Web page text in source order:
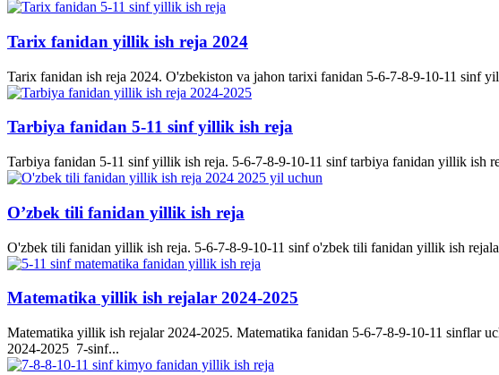
Tarix fanidan yillik ish reja 2024
Tarix fanidan ish reja 2024. O'zbekiston va jahon tarixi fanidan 5-6-7-8-9-10-11
Tarbiya fanidan 5-11 sinf yillik ish reja
Tarbiya fanidan 5-11 sinf yillik ish reja. 5-6-7-8-9-10-11 sinf tarbiya fanidan yillik
O’zbek tili fanidan yillik ish reja
O'zbek tili fanidan yillik ish reja. 5-6-7-8-9-10-11 sinf o'zbek tili fanidan yillik ish
Matematika yillik ish rejalar 2024-2025
Matematika yillik ish rejalar 2024-2025. Matematika fanidan 5-6-7-8-9-10-11
2024-2025 7-sinf...